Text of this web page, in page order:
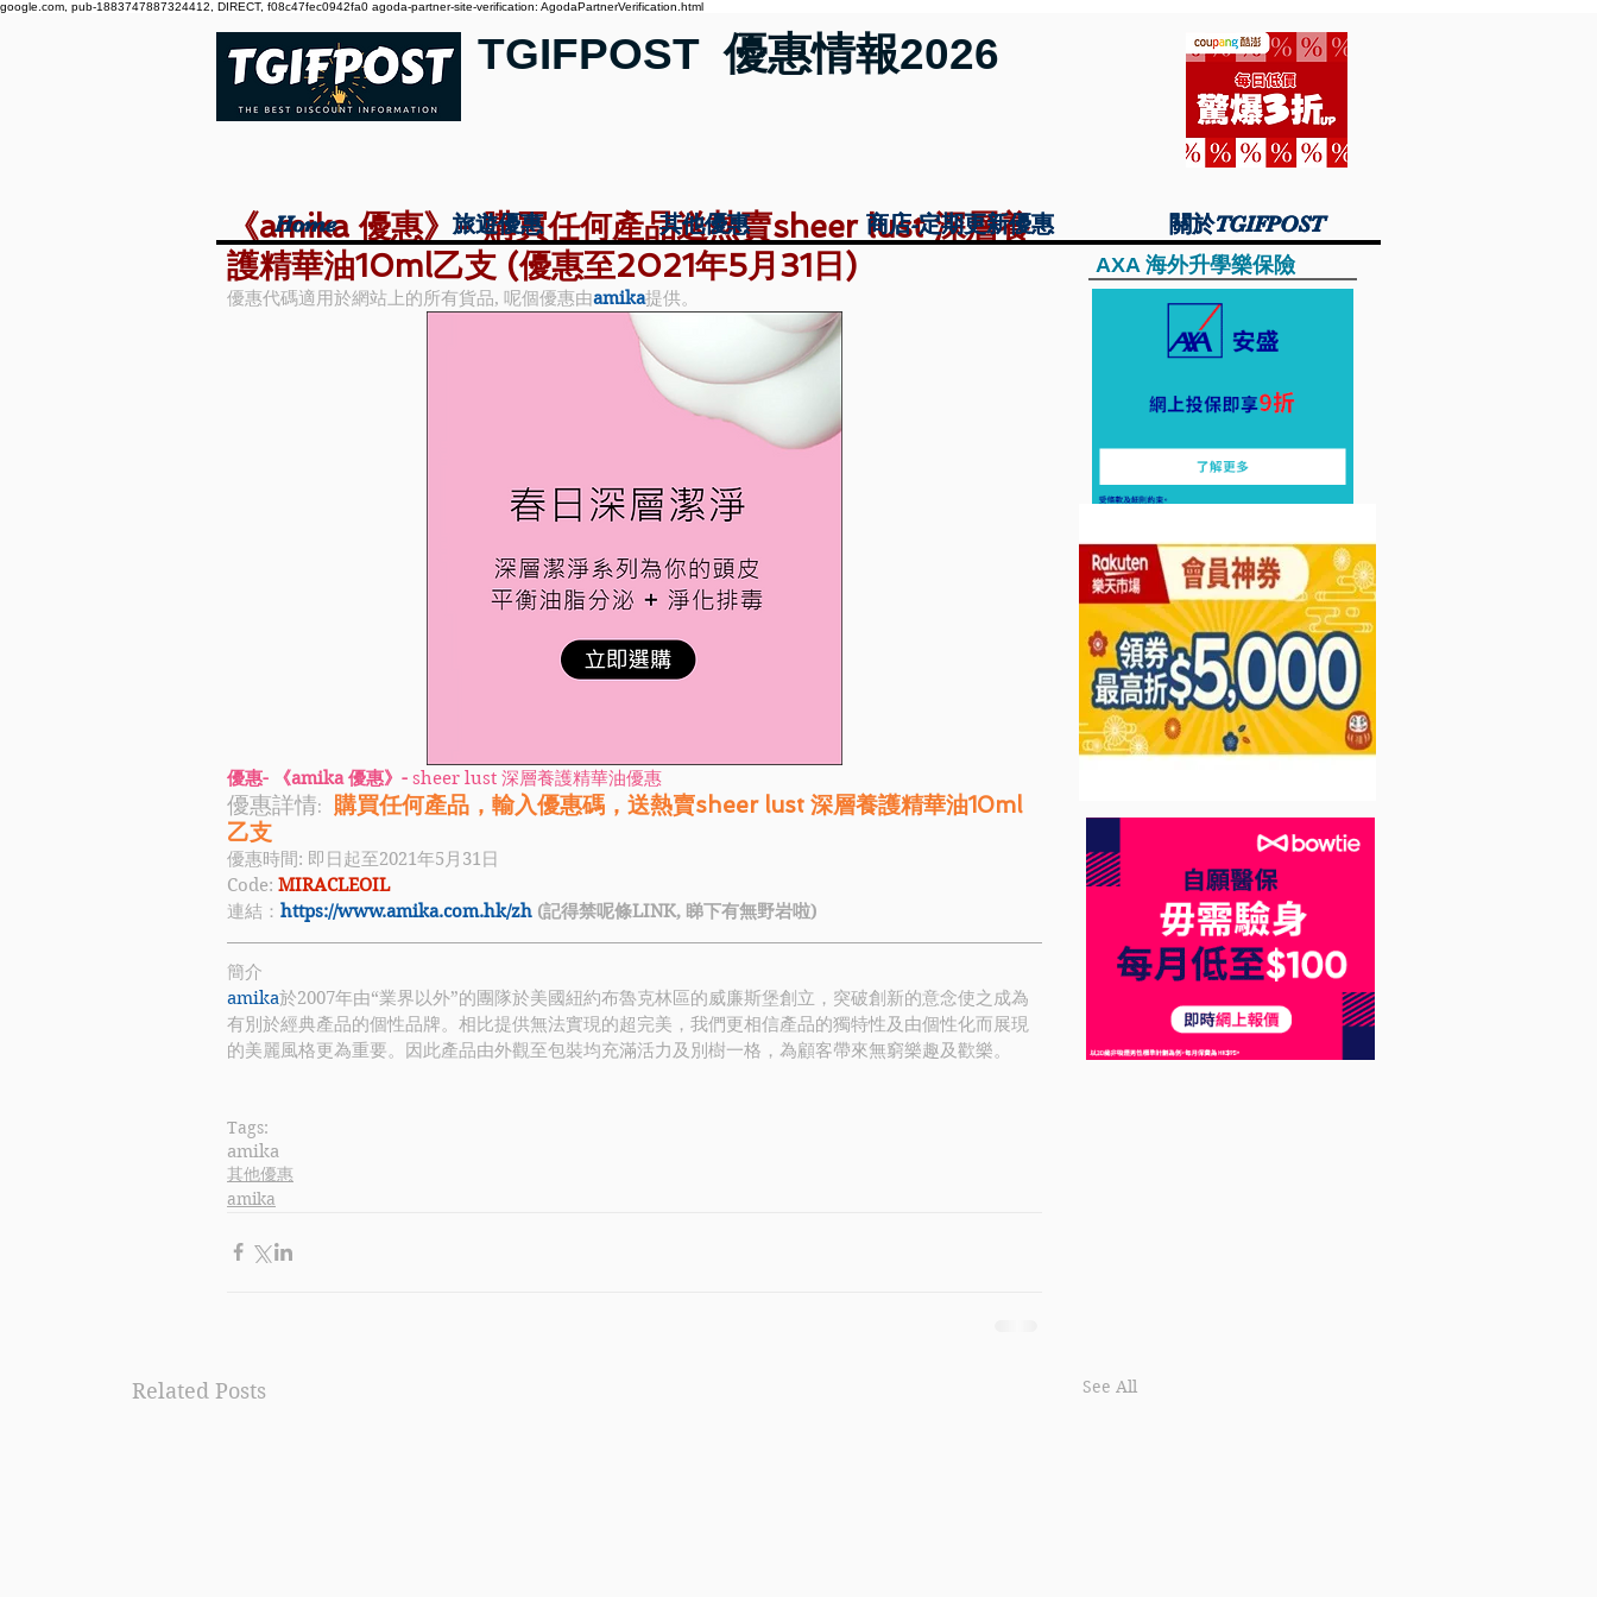
google.com, pub-1883747887324412, DIRECT, f08c47fec0942fa0 agoda-partner-site-verification: AgodaPartnerVerification.html
TGIFPOST 優惠情報2026
Home 旅遊優惠 其他優惠 商店-定期更新優惠 關於TGIFPOST
Home 旅遊優惠 其他優惠 商店-定期更新優惠 關於TGIFPOST
《amika 優惠》- 購買任何產品送熱賣sheer lust 深層養
護精華油10ml乙支 (優惠至2021年5月31日)
優惠代碼適用於網站上的所有貨品, 呢個優惠由amika提供。
優惠- 《amika 優惠》- sheer lust 深層養護精華油優惠
優惠詳情: 購買任何產品，輸入優惠碼，送熱賣sheer lust 深層養護精華油10ml
乙支
優惠時間: 即日起至2021年5月31日
Code: MIRACLEOIL
連結： https://www.amika.com.hk/zh (記得禁呢條LINK, 睇下有無野岩啦)
簡介
amika於2007年由“業界以外”的團隊於美國紐約布魯克林區的威廉斯堡創立，突破創新的意念使之成為
有別於經典產品的個性品牌。相比提供無法實現的超完美，我們更相信產品的獨特性及由個性化而展現
的美麗風格更為重要。因此產品由外觀至包裝均充滿活力及別樹一格，為顧客帶來無窮樂趣及歡樂。
Tags:
amika
其他優惠
amika
Related Posts See All
AXA 海外升學樂保險